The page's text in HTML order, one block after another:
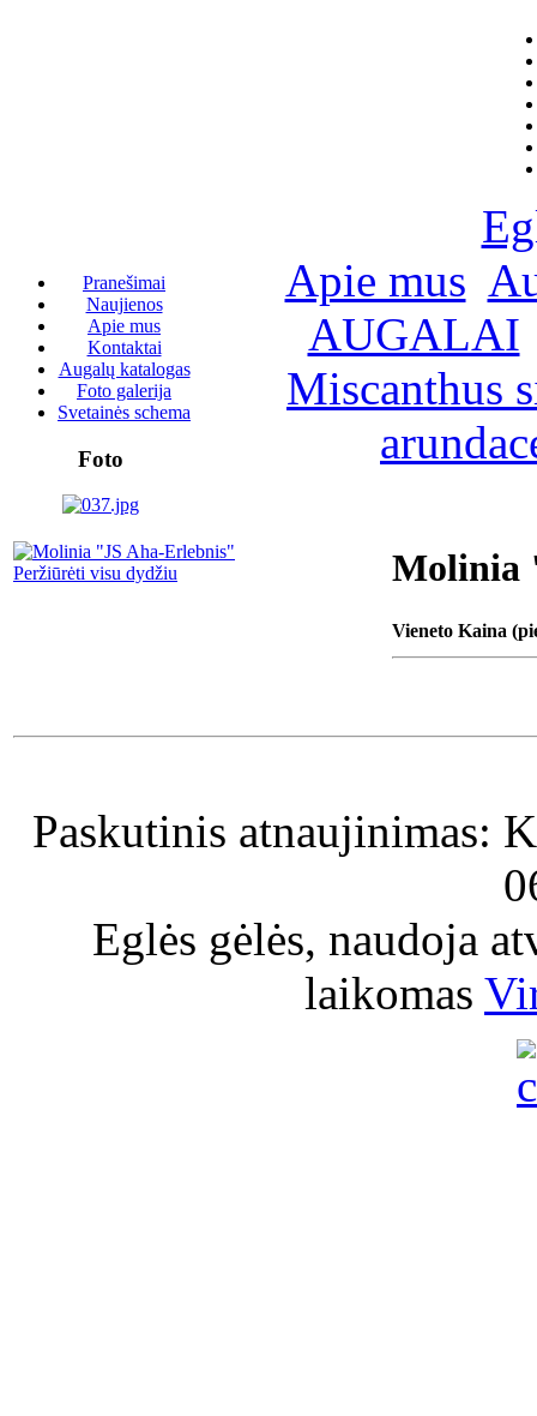
Pranešimai
Naujienos
Apie mus
Kontaktai
Augalų katalogas
Foto galerija
Svetainės schema
Foto
Apie mus
AUGALAI
Miscanthus
Peržiūrėti visu dydžiu Molinia
Vieneto Kaina
Paskutinis atnaujinimas:
Eglės gėlės, naudoja
laikomas